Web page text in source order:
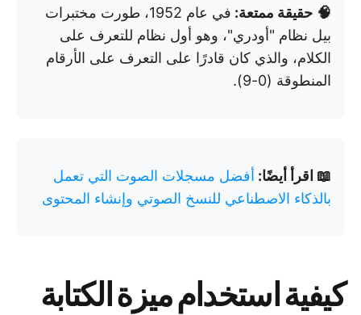
🧠 حقيقة ممتعة:
في عام 1952، طورت مختبرات
بيل نظام "أودري"، وهو أول نظام للتعرف على
الكلام، والذي كان قادرًا على التعرف على الأرقام
المنطوقة (0-9).
📖 اقرأ أيضًا: أفضل مسجلات الصوت التي تعمل
بالذكاء الاصطناعي للنسخ الصوتي وإنشاء المحتوى
كيفية استخدام ميزة الكتابة